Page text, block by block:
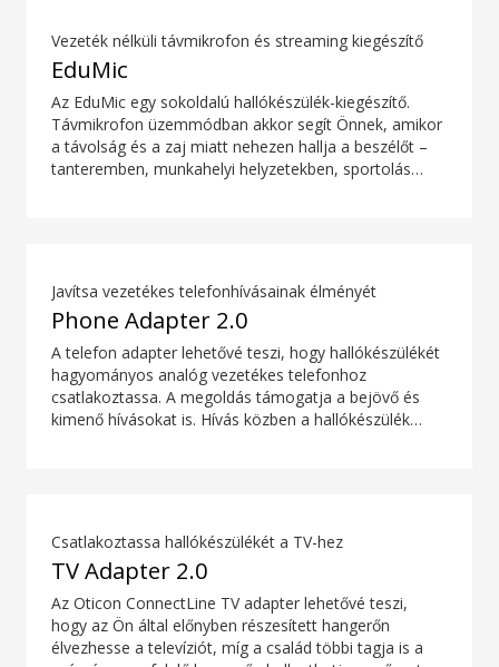
Vezeték nélküli távmikrofon és streaming kiegészítő
EduMic
Az EduMic egy sokoldalú hallókészülék-kiegészítő.
Távmikrofon üzemmódban akkor segít Önnek, amikor
a távolság és a zaj miatt nehezen hallja a beszélőt –
tanteremben, munkahelyi helyzetekben, sportolás
Bluetooth kompatibilis hallókészülékekre. Az
iskolákban, illetve nyilvános helyeken található
indukciós hurokrendszerek hangját is veszi.
Javítsa vezetékes telefonhívásainak élményét
Phone Adapter 2.0
A telefon adapter lehetővé teszi, hogy hallókészülékét
hagyományos analóg vezetékes telefonhoz
csatlakoztassa. A megoldás támogatja a bejövő és
kimenő hívásokat is. Hívás közben a hallókészülék
Csatlakoztassa hallókészülékét a TV-hez
TV Adapter 2.0
Az Oticon ConnectLine TV adapter lehetővé teszi,
hogy az Ön által előnyben részesített hangerőn
élvezhesse a televíziót, míg a család többi tagja is a